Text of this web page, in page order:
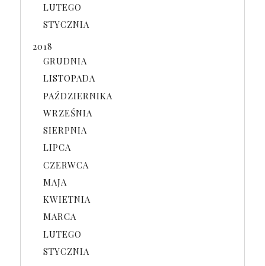
LUTEGO
STYCZNIA
2018
GRUDNIA
LISTOPADA
PAŹDZIERNIKA
WRZEŚNIA
SIERPNIA
LIPCA
CZERWCA
MAJA
KWIETNIA
MARCA
LUTEGO
STYCZNIA